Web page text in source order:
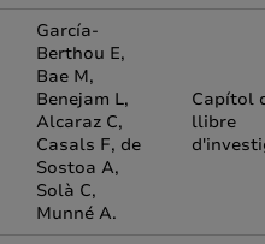
García-
Berthou E,
Bae M,
Benejam L,
Alcaraz C,
Casals F, de
Sostoa A,
Solà C,
Munné A.
Capítol
llibre